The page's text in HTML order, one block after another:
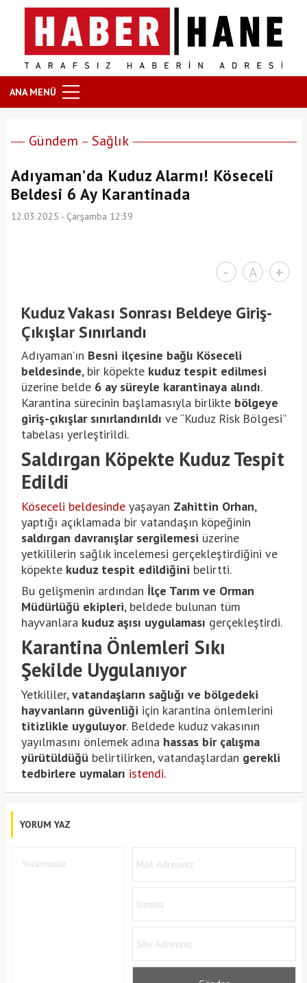
ANA MENÜ
Gündem Sağlık
Adıyaman’da Kuduz Alarmı! Köseceli
Beldesi 6 Ay Karantinada
12.03.2025 - Çarşamba 12:39
- A +
Kuduz Vakası Sonrası Beldeye Giriş-
Çıkışlar Sınırlandı
Adıyaman’ın Besni ilçesine bağlı Köseceli
beldesinde, bir köpekte kuduz tespit edilmesi
üzerine belde 6 ay süreyle karantinaya alındı.
Karantina sürecinin başlamasıyla birlikte bölgeye
giriş-çıkışlar sınırlandırıldı ve “Kuduz Risk Bölgesi”
tabelası yerleştirildi.
Saldırgan Köpekte Kuduz Tespit
Edildi
Köseceli beldesindeyaşayan Zahittin Orhan,
yaptığı açıklamada bir vatandaşın köpeğinin
saldırgan davranışlar sergilemesi üzerine
yetkililerin sağlık incelemesi gerçekleştirdiğini ve
köpekte kuduz tespit edildiğini belirtti.
Bu gelişmenin ardından İlçe Tarım ve Orman
Müdürlüğü ekipleri, beldede bulunan tüm
hayvanlara kuduz aşısı uygulaması gerçekleştirdi.
Karantina Önlemleri Sıkı
Şekilde Uygulanıyor
Yetkililer,vatandaşların sağlığı ve bölgedeki
hayvanların güvenliği için karantina önlemlerini
titizlikle uyguluyor. Beldede kuduz vakasının
yayılmasını önlemek adına hassas bir çalışma
yürütüldüğübelirtilirken, vatandaşlardan gerekli
tedbirlere uymaları istendi.
YORUM YAZ